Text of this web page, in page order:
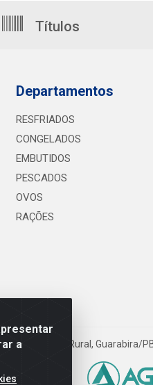
a
Títulos
Departamentos
RESFRIADOS
CONGELADOS
EMBUTIDOS
PESCADOS
OVOS
RAÇÕES
2, S/N - Zona Rural, Guarabira/